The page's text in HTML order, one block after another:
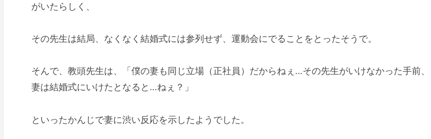
がいたらしく、
その先生は結局、なくなく結婚式には参列せず、運動会にでることをとったそうで。
そんで、教頭先生は、「僕の妻も同じ立場（正社員）だからねぇ…その先生がいけなかった手前、
妻は結婚式にいけたとなると…ねぇ？」
といったかんじで妻に渋い反応を示したようでした。